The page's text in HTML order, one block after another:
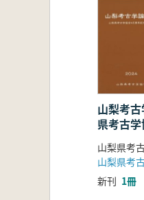
中
近
伯
群
群
中
近
播
江
中
山梨考
県考古
念論文集
山梨県考
新刊 1冊